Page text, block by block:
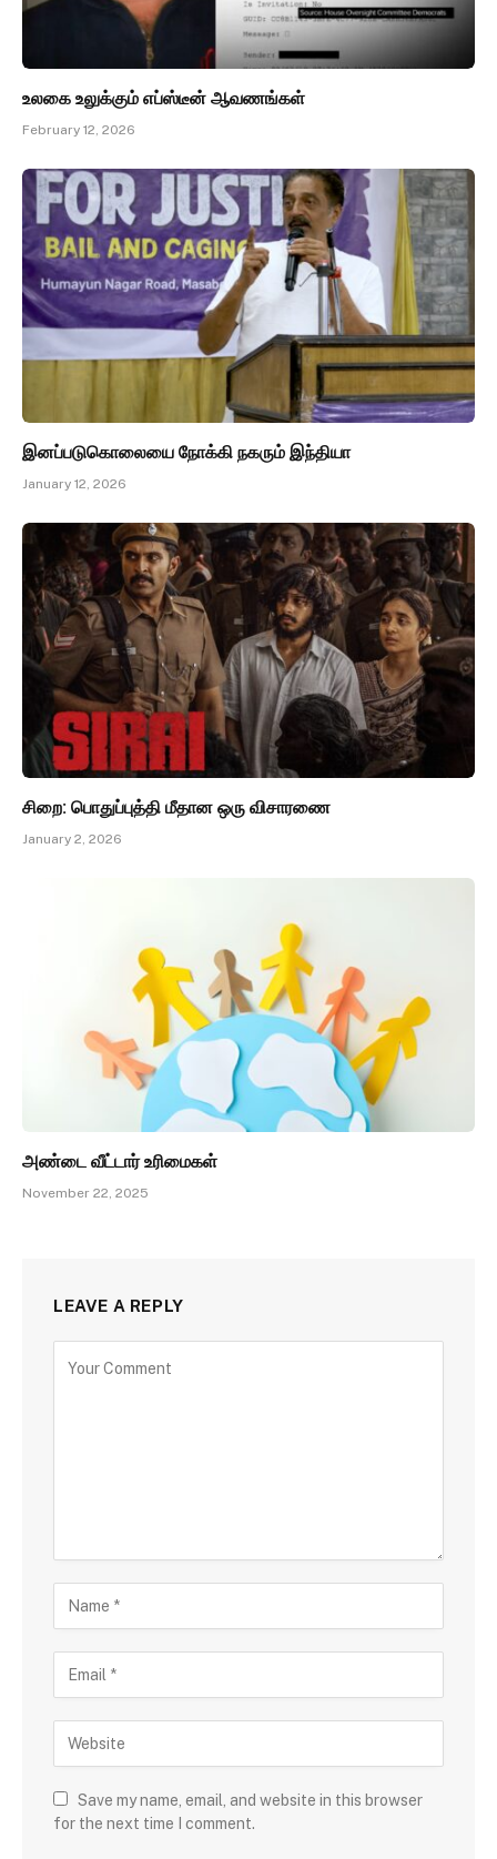
உலகை உலுக்கும் எப்ஸ்டீன் ஆவணங்கள்
February 12, 2026
இனப்படுகொலையை நோக்கி நகரும் இந்தியா
January 12, 2026
சிறை: பொதுப்புத்தி மீதான ஒரு விசாரணை
January 2, 2026
அண்டை வீட்டார் உரிமைகள்
November 22, 2025
LEAVE A REPLY
Save my name, email, and website in this browser
for the next time I comment.